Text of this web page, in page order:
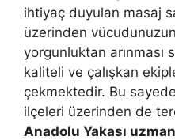
ihtiyaç duyulan masaj
üzerinden
yorgunluktan arınması
kaliteli ve çalışkan
çekmektedir. Bu
ilçeleri üzerinden de
Anadolu Yakası